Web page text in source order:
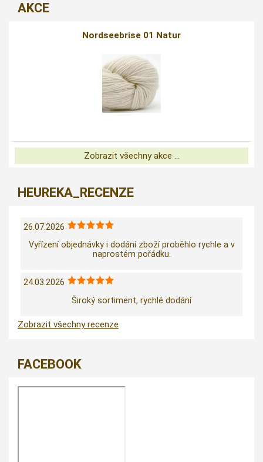
AKCE
Nordseebrise 01 Natur
Zobrazit všechny akce ...
HEUREKA_RECENZE
26.07.2026
Vyřízení objednávky i dodání zboží proběhlo rychle a v
naprostém pořádku.
24.03.2026
Široký sortiment, rychlé dodání
Zobrazit všechny recenze
FACEBOOK